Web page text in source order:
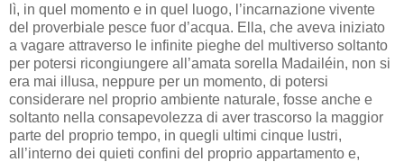
lì, in quel momento e in quel luogo, l’incarnazione vivente
del proverbiale pesce fuor d’acqua. Ella, che aveva iniziato
a vagare attraverso le infinite pieghe del multiverso soltanto
per potersi ricongiungere all’amata sorella Madailéin, non si
era mai illusa, neppure per un momento, di potersi
considerare nel proprio ambiente naturale, fosse anche e
soltanto nella consapevolezza di aver trascorso la maggior
parte del proprio tempo, in quegli ultimi cinque lustri,
all’interno dei quieti confini del proprio appartamento e,